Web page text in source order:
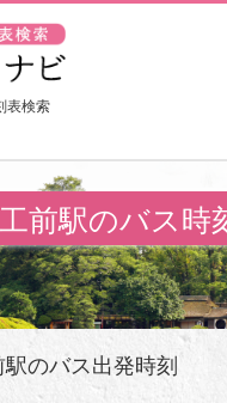
表検索
前駅のバス時
のバス出発時刻